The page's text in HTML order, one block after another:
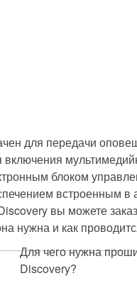
для передачи
блоком
встроенным
вы можете
нужна и как
Для чего нужна
Discovery?